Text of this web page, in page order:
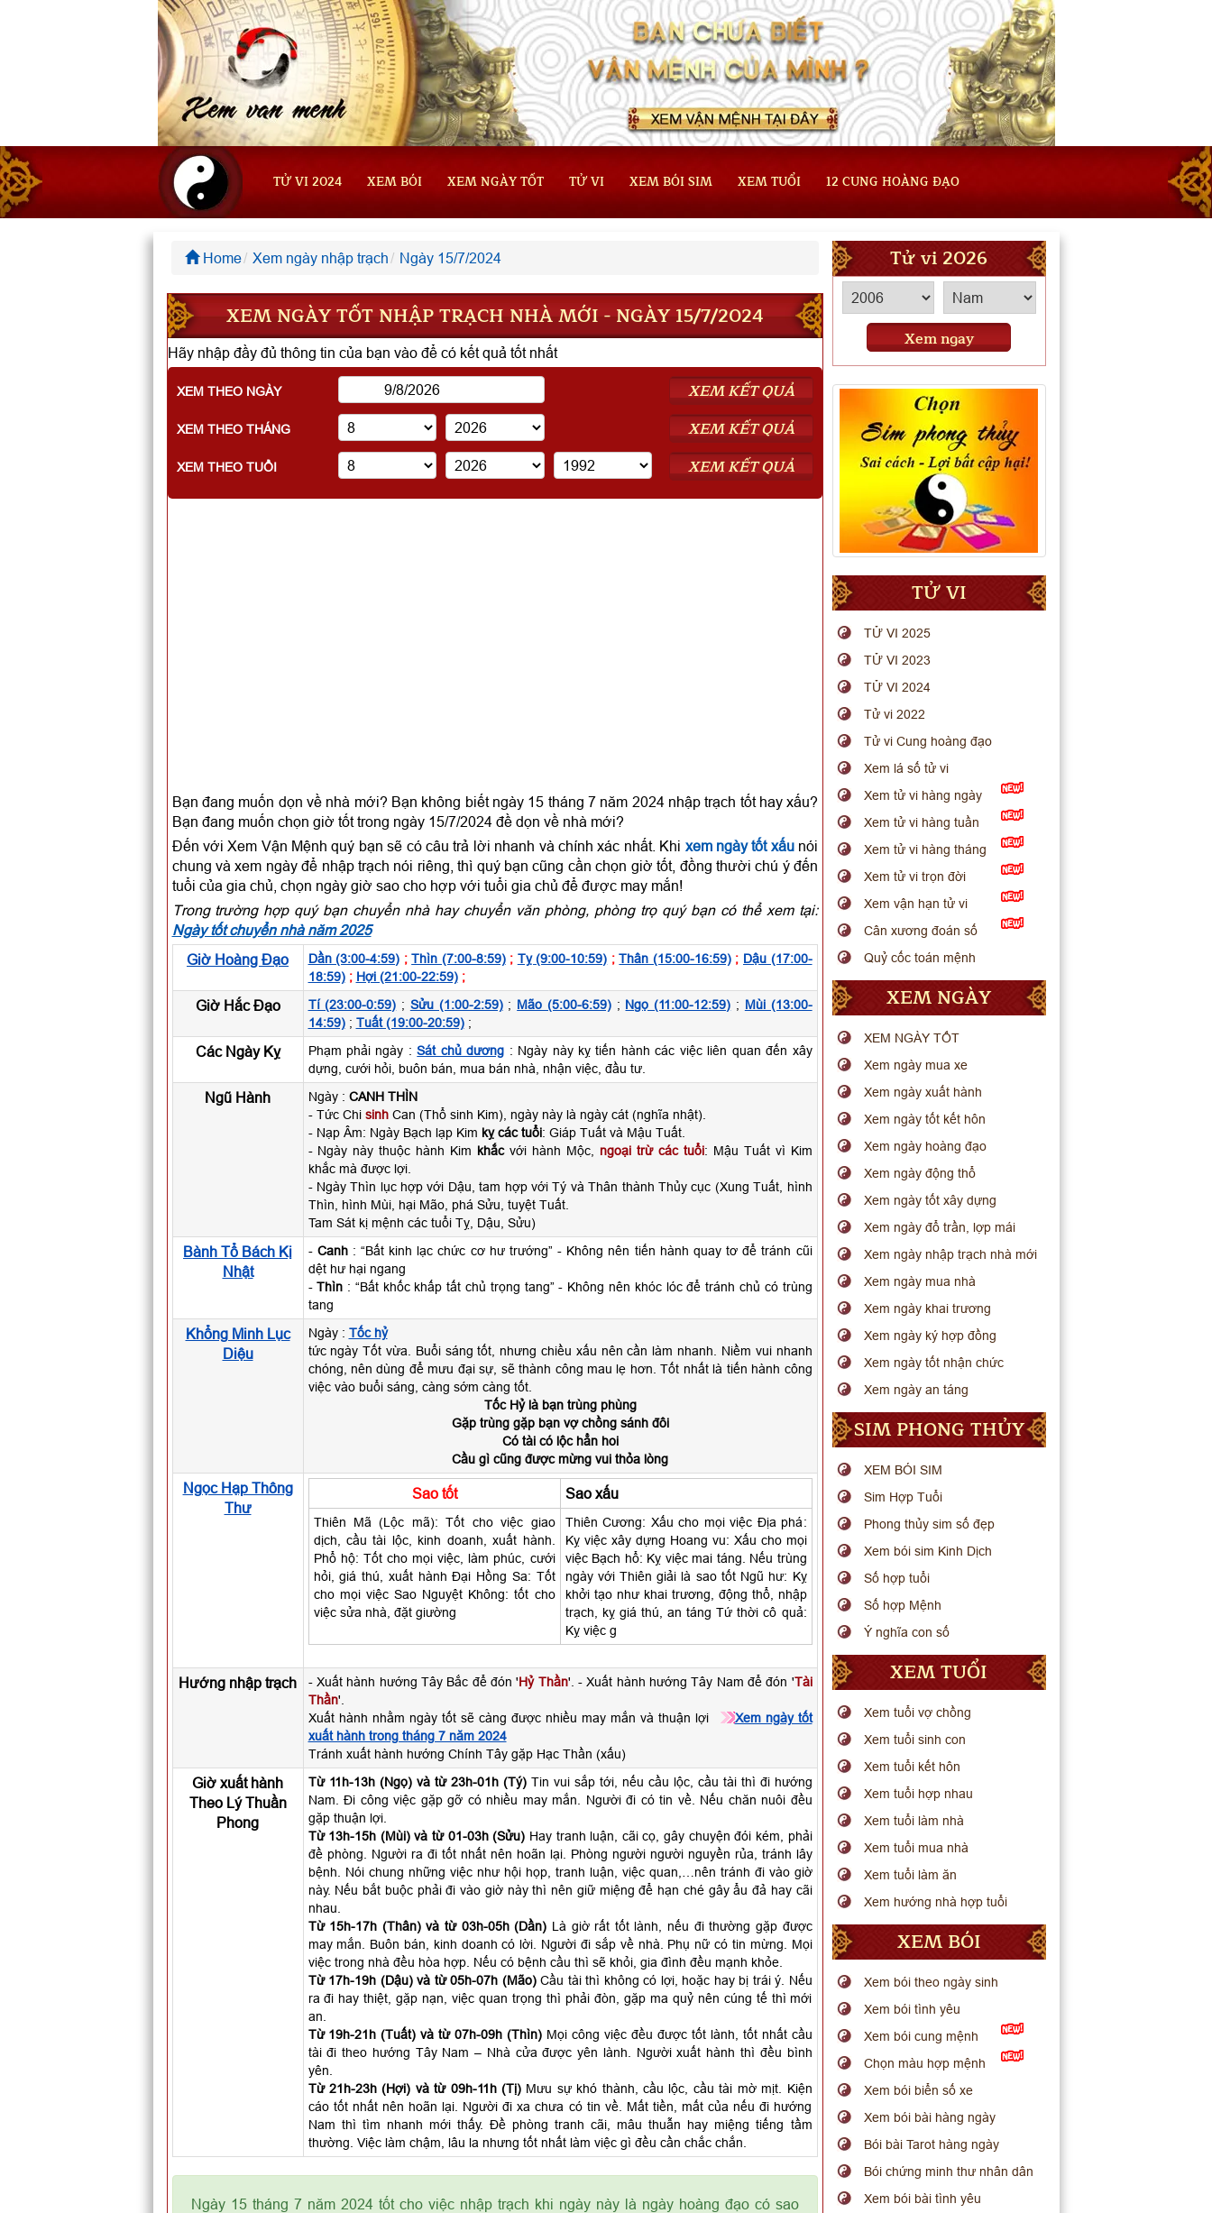
TỬ VI 2024 XEM BÓI XEM NGÀY TỐT TỬ VI XEM BÓI SIM XEM TUỔI 12 CUNG HOÀNG ĐẠO
Home Xem ngày nhập trạch Ngày 15/7/2024
XEM NGÀY TỐT NHẬP TRẠCH NHÀ MỚI - NGÀY 15/7/2024
Hãy nhập đầy đủ thông tin của bạn vào để có kết quả tốt nhất
XEM THEO NGÀY XEM KẾT QUẢ
XEM THEO THÁNG XEM KẾT QUẢ
XEM THEO TUỔI XEM KẾT QUẢ
Bạn đang muốn dọn về nhà mới? Bạn không biết ngày 15 tháng 7 năm 2024 nhập trạch tốt hay xấu?
Bạn đang muốn chọn giờ tốt trong ngày 15/7/2024 đề dọn về nhà mới?
Đến với Xem Vận Mệnh quý bạn sẽ có câu trả lời nhanh và chính xác nhất. Khi xem ngày tốt xấu nói
chung và xem ngày để nhập trạch nói riêng, thì quý bạn cũng cần chọn giờ tốt, đồng thười chú ý đến
tuổi của gia chủ, chọn ngày giờ sao cho hợp với tuổi gia chủ để được may mắn!
Trong trường hợp quý bạn chuyển nhà hay chuyển văn phòng, phòng trọ quý bạn có thể xem tại:
Ngày tốt chuyển nhà năm 2025
Giờ Hoàng Đạo
Dần (3:00-4:59) ;Thìn (7:00-8:59); Tỵ (9:00-10:59) ;Thân (15:00-16:59); Dậu (17:00-
18:59); Hợi (21:00-22:59);
Giờ Hắc Đạo Tí (23:00-0:59) ; Sửu (1:00-2:59); Mão (5:00-6:59); Ngọ (11:00-12:59) ; Mùi (13:00-
14:59); Tuất (19:00-20:59);
Các Ngày Kỵ Phạm phải ngày : Sát chủ dương : Ngày này kỵ tiến hành các việc liên quan đến xây
dựng, cưới hỏi, buôn bán, mua bán nhà, nhận việc, đầu tư.
Ngũ Hành Ngày : CANH THÌN
- Tức Chi sinhCan (Thổ sinh Kim), ngày này là ngày cát (nghĩa nhật).
- Nạp Âm: Ngày Bạch lạp Kim kỵ các tuổi: Giáp Tuất và Mậu Tuất.
- Ngày này thuộc hành Kim khắcvới hành Mộc, ngoại trừ các tuổi: Mậu Tuất vì Kim
khắc mà được lợi.
- Ngày Thìn lục hợp với Dậu, tam hợp với Tý và Thân thành Thủy cục (Xung Tuất, hình
Thìn, hình Mùi, hại Mão, phá Sửu, tuyệt Tuất.
Tam Sát kị mệnh các tuổi Tỵ, Dậu, Sửu)
Bành Tổ Bách Kị
Nhật
- Canh: “Bất kinh lạc chức cơ hư trướng” - Không nên tiến hành quay tơ để tránh cũi
dệt hư hại ngang
-Thìn : “Bất khốc khấp tất chủ trọng tang” - Không nên khóc lóc để tránh chủ có trùng
tang
Khổng Minh Lục
Diệu
Ngày : Tốc hỷ
tức ngày Tốt vừa. Buổi sáng tốt, nhưng chiều xấu nên cần làm nhanh. Niềm vui nhanh
chóng, nên dùng để mưu đại sự, sẽ thành công mau lẹ hơn. Tốt nhất là tiến hành công
việc vào buổi sáng, càng sớm càng tốt.
Tốc Hỷ là bạn trùng phùng
Gặp trùng gặp bạn vợ chồng sánh đôi
Có tài có lộc hẳn hoi
Cầu gì cũng được mừng vui thỏa lòng
Ngọc Hạp Thông
Thư
Sao tốt Sao xấu
Thiên Mã (Lộc mã): Tốt cho việc giao
dịch, cầu tài lộc, kinh doanh, xuất hành.
Phổ hộ: Tốt cho mọi việc, làm phúc, cưới
hỏi, giá thú, xuất hành Đại Hồng Sa: Tốt
cho mọi việc Sao Nguyệt Không: tốt cho
việc sửa nhà, đặt giường
Thiên Cương: Xấu cho mọi việc Địa phá:
Kỵ việc xây dựng Hoang vu: Xấu cho mọi
việc Bạch hổ: Kỵ việc mai táng. Nếu trùng
ngày với Thiên giải là sao tốt Ngũ hư: Kỵ
khởi tạo như khai trương, động thổ, nhập
trạch, kỵ giá thú, an táng Tứ thời cô quả:
Kỵ việc g
Hướng nhập trạch - Xuất hành hướng Tây Bắc để đón 'Hỷ Thần'. - Xuất hành hướng Tây Nam để đón 'Tài
Thần'.
Xuất hành nhằm ngày tốt sẽ càng được nhiều may mắn và thuận lợi
Xem ngày tốt
xuất hành trong tháng 7 năm 2024
Tránh xuất hành hướng Chính Tây gặp Hạc Thần (xấu)
Giờ xuất hành
Theo Lý Thuần
Phong
Từ 11h-13h (Ngọ) và từ 23h-01h (Tý) Tin vui sắp tới, nếu cầu lộc, cầu tài thì đi hướng
Nam. Đi công việc gặp gỡ có nhiều may mắn. Người đi có tin về. Nếu chăn nuôi đều
gặp thuận lợi.
Từ 13h-15h (Mùi) và từ 01-03h (Sửu) Hay tranh luận, cãi cọ, gây chuyện đói kém, phải
đề phòng. Người ra đi tốt nhất nên hoãn lại. Phòng người người nguyền rủa, tránh lây
bệnh. Nói chung những việc như hội họp, tranh luận, việc quan,…nên tránh đi vào giờ
này. Nếu bắt buộc phải đi vào giờ này thì nên giữ miệng để hạn ché gây ẩu đả hay cãi
nhau.
Từ 15h-17h (Thân) và từ 03h-05h (Dần) Là giờ rất tốt lành, nếu đi thường gặp được
may mắn. Buôn bán, kinh doanh có lời. Người đi sắp về nhà. Phụ nữ có tin mừng. Mọi
việc trong nhà đều hòa hợp. Nếu có bệnh cầu thì sẽ khỏi, gia đình đều mạnh khỏe.
Từ 17h-19h (Dậu) và từ 05h-07h (Mão) Cầu tài thì không có lợi, hoặc hay bị trái ý. Nếu
ra đi hay thiệt, gặp nạn, việc quan trọng thì phải đòn, gặp ma quỷ nên cúng tế thì mới
an.
Từ 19h-21h (Tuất) và từ 07h-09h (Thìn) Mọi công việc đều được tốt lành, tốt nhất cầu
tài đi theo hướng Tây Nam – Nhà cửa được yên lành. Người xuất hành thì đều bình
yên.
Từ 21h-23h (Hợi) và từ 09h-11h (Tị) Mưu sự khó thành, cầu lộc, cầu tài mờ mịt. Kiện
cáo tốt nhất nên hoãn lại. Người đi xa chưa có tin về. Mất tiền, mất của nếu đi hướng
Nam thì tìm nhanh mới thấy. Đề phòng tranh cãi, mâu thuẫn hay miệng tiếng tầm
thường. Việc làm chậm, lâu la nhưng tốt nhất làm việc gì đều cần chắc chắn.
Ngày 15 tháng 7 năm 2024 tốt cho việc nhập trạch khi ngày này là ngày hoàng đạo có sao
Tử vi 2026
Xem ngay
TỬ VI
TỬ VI 2025
TỬ VI 2023
TỬ VI 2024
Tử vi 2022
Tử vi Cung hoàng đạo
Xem lá số tử vi
Xem tử vi hàng ngày
Xem tử vi hàng tuần
Xem tử vi hàng tháng
Xem tử vi trọn đời
Xem vận hạn tử vi
Cân xương đoán số
Quỷ cốc toán mệnh
XEM NGÀY
XEM NGÀY TỐT
Xem ngày mua xe
Xem ngày xuất hành
Xem ngày tốt kết hôn
Xem ngày hoàng đạo
Xem ngày động thổ
Xem ngày tốt xây dựng
Xem ngày đổ trần, lợp mái
Xem ngày nhập trạch nhà mới
Xem ngày mua nhà
Xem ngày khai trương
Xem ngày ký hợp đồng
Xem ngày tốt nhận chức
Xem ngày an táng
SIM PHONG THỦY
XEM BÓI SIM
Sim Hợp Tuổi
Phong thủy sim số đẹp
Xem bói sim Kinh Dịch
Số hợp tuổi
Số hợp Mệnh
Ý nghĩa con số
XEM TUỔI
Xem tuổi vợ chồng
Xem tuổi sinh con
Xem tuổi kết hôn
Xem tuổi hợp nhau
Xem tuổi làm nhà
Xem tuổi mua nhà
Xem tuổi làm ăn
Xem hướng nhà hợp tuổi
XEM BÓI
Xem bói theo ngày sinh
Xem bói tình yêu
Xem bói cung mệnh
Chọn màu hợp mệnh
Xem bói biển số xe
Xem bói bài hàng ngày
Bói bài Tarot hàng ngày
Bói chứng minh thư nhân dân
Xem bói bài tình yêu